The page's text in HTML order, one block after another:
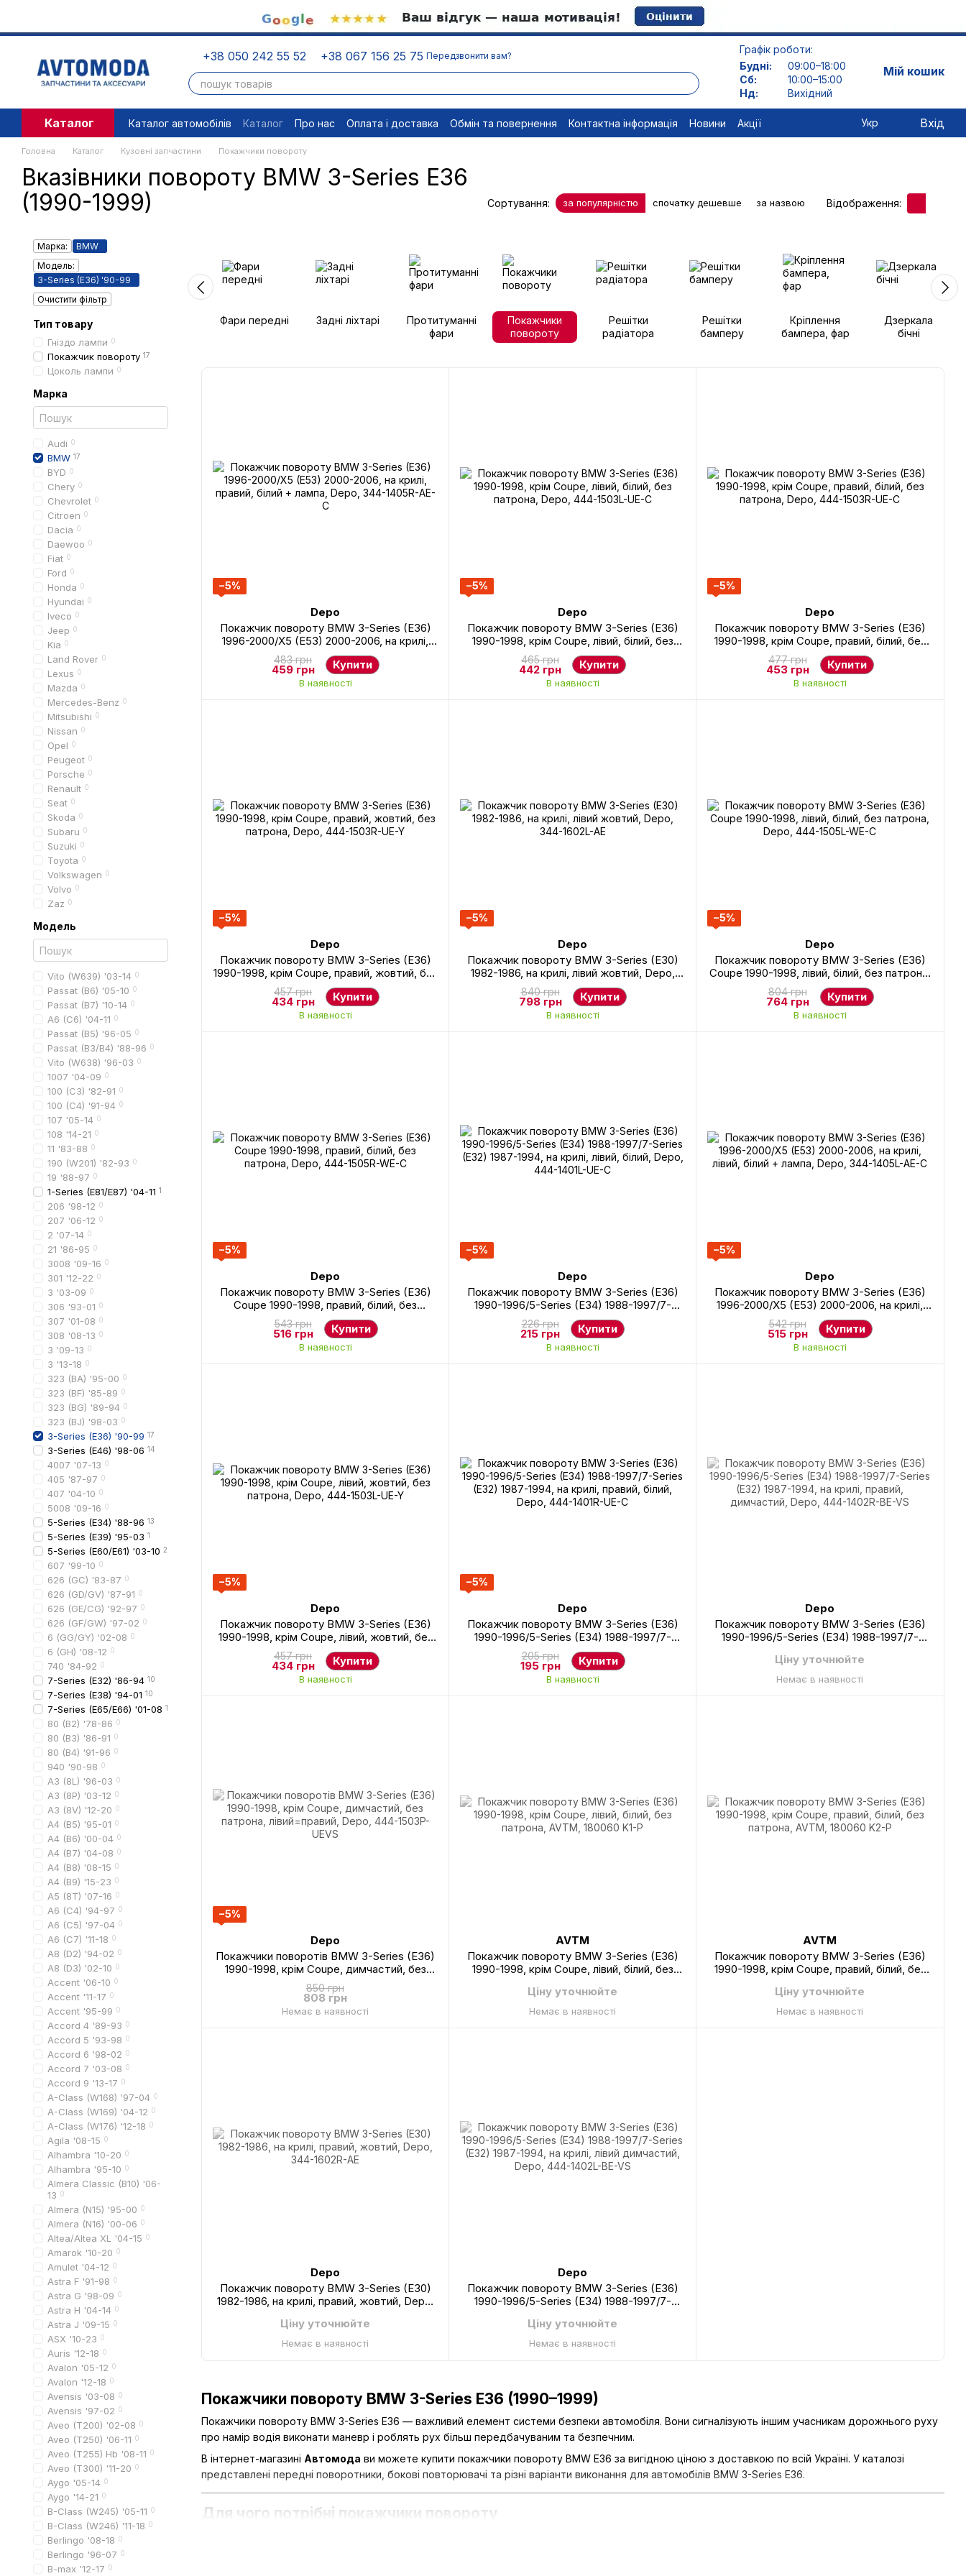
+38 050 242 55 52 +38 067 156 25 75 Передзвонити вам?
Графік роботи:
Будні:
09:00–18:00
Сб:
10:00–15:00
Нд:
Вихідний
Мій кошик
Каталог Каталог автомобілів Каталог Про нас Оплата і доставка Обмін та повернення Контактна інформація Новини
Акції
Угода користувача
Правові документи Відписатися
Укр Вхід
Головна Каталог Кузовні запчастини Покажчики повороту
Вказівники повороту BMW 3-Series E36
(1990-1999)
Сортування: за популярністю спочатку дешевше за назвою Відображення:
Фари передні Задні ліхтарі
Протитуманні
фари
Покажчики
повороту
Решітки
радіатора
Решітки
бамперу
Кріплення
бампера, фар
Дзеркала
бічні
Покажчики повороту BMW 3-Series E36 (1990–1999)
Покажчики повороту BMW 3-Series E36 — важливий елемент системи безпеки автомобіля. Вони сигналізують іншим учасникам дорожнього руху
про намір водія виконати маневр і роблять рух більш передбачуваним та безпечним.
В інтернет-магазині Автомода ви можете купити покажчики повороту BMW E36 за вигідною ціною з доставкою по всій Україні. У каталозі
представлені передні поворотники, бокові повторювачі та різні варіанти виконання для автомобілів BMW 3-Series E36.
Для чого потрібні покажчики повороту
−5%
Depo
Покажчик повороту BMW 3-Series (E36)
1996-2000/X5 (E53) 2000-2006, на крилі,
правий, білий + лампа, Depo, 344-1405R-
AE-C
483 грн
459 грн Купити
В наявності
−5%
Depo
Покажчик повороту BMW 3-Series (E36)
1990-1998, крім Coupe, лівий, білий, без
патрона, Depo, 444-1503L-UE-C
465 грн
442 грн Купити
В наявності
−5%
Depo
Покажчик повороту BMW 3-Series (E36)
1990-1998, крім Coupe, правий, білий, без
патрона, Depo, 444-1503R-UE-C
477 грн
453 грн Купити
В наявності
−5%
Depo
Покажчик повороту BMW 3-Series (E36)
1990-1998, крім Coupe, правий, жовтий, без
патрона, Depo, 444-1503R-UE-Y
457 грн
434 грн Купити
В наявності
−5%
Depo
Покажчик повороту BMW 3-Series (E30)
1982-1986, на крилі, лівий жовтий, Depo,
344-1602L-AE
840 грн
798 грн Купити
В наявності
−5%
Depo
Покажчик повороту BMW 3-Series (E36)
Coupe 1990-1998, лівий, білий, без патрона,
Depo, 444-1505L-WE-C
804 грн
764 грн Купити
В наявності
−5%
Depo
Покажчик повороту BMW 3-Series (E36)
Coupe 1990-1998, правий, білий, без
патрона, Depo, 444-1505R-WE-C
543 грн
516 грн Купити
В наявності
−5%
Depo
Покажчик повороту BMW 3-Series (E36)
1990-1996/5-Series (E34) 1988-1997/7-
Series (E32) 1987-1994, на крилі, лівий,
білий, Depo, 444-1401L-UE-C
226 грн
215 грн Купити
В наявності
−5%
Depo
Покажчик повороту BMW 3-Series (E36)
1996-2000/X5 (E53) 2000-2006, на крилі,
лівий, білий + лампа, Depo, 344-1405L-AE-C
542 грн
515 грн Купити
В наявності
−5%
Depo
Покажчик повороту BMW 3-Series (E36)
1990-1998, крім Coupe, лівий, жовтий, без
патрона, Depo, 444-1503L-UE-Y
457 грн
434 грн Купити
В наявності
−5%
Depo
Покажчик повороту BMW 3-Series (E36)
1990-1996/5-Series (E34) 1988-1997/7-
Series (E32) 1987-1994, на крилі, правий,
білий, Depo, 444-1401R-UE-C
205 грн
195 грн Купити
В наявності
Depo
Покажчик повороту BMW 3-Series (E36)
1990-1996/5-Series (E34) 1988-1997/7-
димчастий, Depo, 444-1402R-BE-VS
Ціну уточнюйте
Немає в наявності
−5%
Depo
Покажчики поворотів BMW 3-Series (E36)
1990-1998, крім Coupe, димчастий, без
патрона, лівий=правий, Depo, 444-1503P-
UEVS
850 грн
808 грн
Немає в наявності
AVTM
Покажчик повороту BMW 3-Series (E36)
1990-1998, крім Coupe, лівий, білий, без
Ціну уточнюйте
Немає в наявності
AVTM
Покажчик повороту BMW 3-Series (E36)
1990-1998, крім Coupe, правий, білий, без
Ціну уточнюйте
Немає в наявності
Depo
Покажчик повороту BMW 3-Series (E30)
1982-1986, на крилі, правий, жовтий, Depo,
Ціну уточнюйте
Немає в наявності
Depo
Покажчик повороту BMW 3-Series (E36)
1990-1996/5-Series (E34) 1988-1997/7-
димчастий, Depo, 444-1402L-BE-VS
Ціну уточнюйте
Немає в наявності
Марка:
BMW
Модель:
3-Series (E36) '90-99
Очистити фільтр
Тип товару
Гніздо лампи 0
Покажчик повороту 17
Цоколь лампи 0
Марка
Audi 0
BMW 17
BYD 0
Chery 0
Chevrolet 0
Citroen 0
Dacia 0
Daewoo 0
Fiat 0
Ford 0
Honda 0
Hyundai 0
Iveco 0
Jeep 0
Kia 0
Land Rover 0
Lexus 0
Mazda 0
Mercedes-Benz 0
Mitsubishi 0
Nissan 0
Opel 0
Peugeot 0
Porsche 0
Renault 0
Seat 0
Skoda 0
Subaru 0
Suzuki 0
Toyota 0
Volkswagen 0
Volvo 0
Zaz 0
Модель
Vito (W639) '03-14 0
Passat (B6) '05-10 0
Passat (B7) '10-14 0
A6 (C6) '04-11 0
Passat (B5) '96-05 0
Passat (B3/B4) '88-96 0
Vito (W638) '96-03 0
1007 '04-09 0
100 (C3) '82-91 0
100 (C4) '91-94 0
107 '05-14 0
108 '14-21 0
11 '83-88 0
190 (W201) '82-93 0
19 '88-97 0
1-Series (E81/E87) '04-11 1
206 '98-12 0
207 '06-12 0
2 '07-14 0
21 '86-95 0
3008 '09-16 0
301 '12-22 0
3 '03-09 0
306 '93-01 0
307 '01-08 0
308 '08-13 0
3 '09-13 0
3 '13-18 0
323 (BA) '95-00 0
323 (BF) '85-89 0
323 (BG) '89-94 0
323 (BJ) '98-03 0
3-Series (E36) '90-99 17
3-Series (E46) '98-06 14
4007 '07-13 0
405 '87-97 0
407 '04-10 0
5008 '09-16 0
5-Series (E34) '88-96 13
5-Series (E39) '95-03 1
5-Series (E60/E61) '03-10 2
607 '99-10 0
626 (GC) '83-87 0
626 (GD/GV) '87-91 0
626 (GE/CG) '92-97 0
626 (GF/GW) '97-02 0
6 (GG/GY) '02-08 0
6 (GH) '08-12 0
740 '84-92 0
7-Series (E32) '86-94 10
7-Series (E38) '94-01 10
7-Series (E65/E66) '01-08 1
80 (B2) '78-86 0
80 (B3) '86-91 0
80 (B4) '91-96 0
940 '90-98 0
A3 (8L) '96-03 0
A3 (8P) '03-12 0
A3 (8V) '12-20 0
A4 (B5) '95-01 0
A4 (B6) '00-04 0
A4 (B7) '04-08 0
A4 (B8) '08-15 0
A4 (B9) '15-23 0
A5 (8T) '07-16 0
A6 (C4) '94-97 0
A6 (C5) '97-04 0
A6 (C7) '11-18 0
A8 (D2) '94-02 0
A8 (D3) '02-10 0
Accent '06-10 0
Accent '11-17 0
Accent '95-99 0
Accord 4 '89-93 0
Accord 5 '93-98 0
Accord 6 '98-02 0
Accord 7 '03-08 0
Accord 9 '13-17 0
A-Class (W168) '97-04 0
A-Class (W169) '04-12 0
A-Class (W176) '12-18 0
Agila '08-15 0
Alhambra '10-20 0
Alhambra '95-10 0
Almera Classic (B10) '06-
13 0
Almera (N15) '95-00 0
Almera (N16) '00-06 0
Altea/Altea XL '04-15 0
Amarok '10-20 0
Amulet '04-12 0
Astra F '91-98 0
Astra G '98-09 0
Astra H '04-14 0
Astra J '09-15 0
ASX '10-23 0
Auris '12-18 0
Avalon '05-12 0
Avalon '12-18 0
Avensis '03-08 0
Avensis '97-02 0
Aveo (T200) '02-08 0
Aveo (T250) '06-11 0
Aveo (T255) Hb '08-11 0
Aveo (T300) '11-20 0
Aygo '05-14 0
Aygo '14-21 0
B-Class (W245) '05-11 0
B-Class (W246) '11-18 0
Berlingo '08-18 0
Berlingo '96-07 0
B-max '12-17 0